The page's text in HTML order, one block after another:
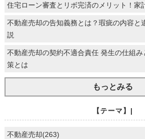
住宅ローン審査とリボ完済のメリット！家
不動産売却の告知義務とは？瑕疵の内容と
説
不動産売却の契約不適合責任 発生の仕組
策とは
もっとみる
【テーマ】|
不動産売却(263)